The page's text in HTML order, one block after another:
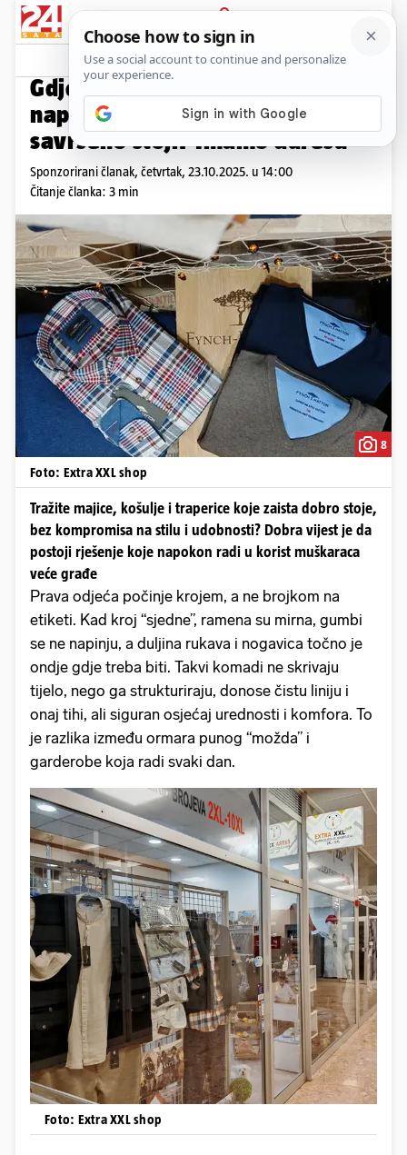
PRIJAVA
Promo sadržaj
Gdje muškarci većih veličina
napokon pronalaze odjeću koja
savršeno stoji? Imamo adresu
Sponzorirani članak, četvrtak, 23.10.2025. u 14:00
Čitanje članka: 3 min
8
Foto: Extra XXL shop
Tražite majice, košulje i traperice koje zaista dobro stoje,
bez kompromisa na stilu i udobnosti? Dobra vijest je da
postoji rješenje koje napokon radi u korist muškaraca
veće građe
Prava odjeća počinje krojem, a ne brojkom na
etiketi. Kad kroj “sjedne”, ramena su mirna, gumbi
se ne napinju, a duljina rukava i nogavica točno je
ondje gdje treba biti. Takvi komadi ne skrivaju
tijelo, nego ga strukturiraju, donose čistu liniju i
onaj tihi, ali siguran osjećaj urednosti i komfora. To
je razlika između ormara punog “možda” i
garderobe koja radi svaki dan.
Foto: Extra XXL shop